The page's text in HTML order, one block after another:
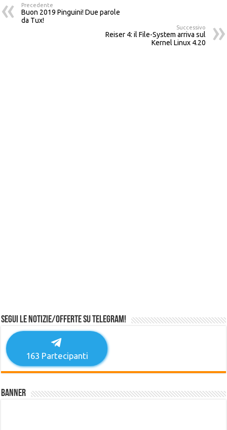
Precedente
Buon 2019 Pinguini! Due parole
da Tux!
Successivo
Reiser 4: il File-System arriva sul
Kernel Linux 4.20
Segui le notizie/offerte su Telegram!
163 Partecipanti
Banner